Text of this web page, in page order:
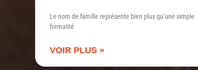
Le nom de famille représente bien plus qu’une simple
formalité
VOIR PLUS »